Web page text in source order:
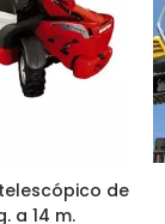
de
a 14 m.